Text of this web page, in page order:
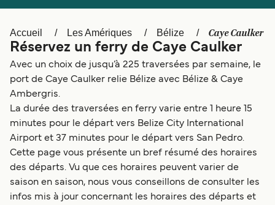
Polska
Deutschland Schweiz (DE)
Norge Україна
Indonesia
Accueil Les Amériques Bélize Caye Caulker
Réservez un ferry de Caye Caulker
Avec un choix de jusqu’à 225 traversées par semaine, le
port de Caye Caulker relie Bélize avec Bélize & Caye
Ambergris.
La durée des traversées en ferry varie entre 1 heure 15
minutes pour le départ vers Belize City International
Airport et 37 minutes pour le départ vers San Pedro.
Cette page vous présente un bref résumé des horaires
des départs. Vu que ces horaires peuvent varier de
saison en saison, nous vous conseillons de consulter les
infos mis à jour concernant les horaires des départs et